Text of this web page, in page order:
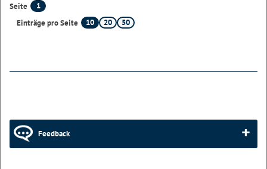
Seite
1
Einträge pro Seite
10 20 50
Feedback